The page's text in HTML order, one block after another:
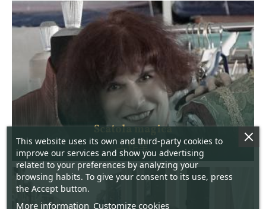
Scatola magica
工作室
This website uses its own and third-party cookies to
improve our services and show you advertising
related to your preferences by analyzing your
browsing habits. To give your consent to its use, press
the Accept button.
More information Customize cookies